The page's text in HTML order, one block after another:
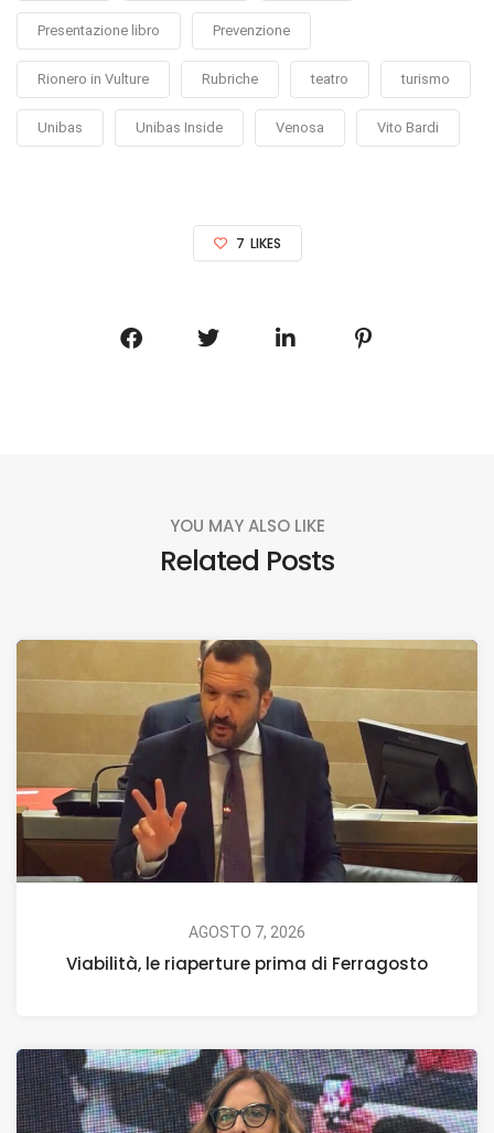
Presentazione libro Prevenzione
Rionero in Vulture Rubriche teatro turismo
Unibas Unibas Inside Venosa Vito Bardi
7 LIKES
YOU MAY ALSO LIKE
Related Posts
AGOSTO 7, 2026
Viabilità, le riaperture prima di Ferragosto